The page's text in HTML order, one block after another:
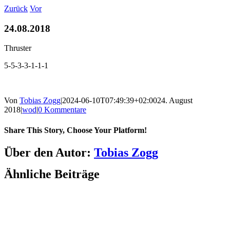
Zum
springen
Zurück Vor
24.08.2018
Thruster
5-5-3-3-1-1-1
Von Tobias Zogg|2024-06-10T07:49:39+02:0024. August
2018|wod|0 Kommentare
Share This Story, Choose Your Platform!
Facebook
LinkedIn
WhatsApp
Telegram
Tumblr
Pinterest
Vk
Xing
E-
Mail
Über den Autor: Tobias Zogg
Ähnliche Beiträge